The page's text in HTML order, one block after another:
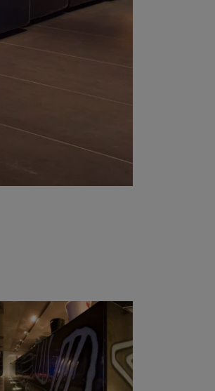
at Work à Prague, en
au stand 49 les 17 et 18